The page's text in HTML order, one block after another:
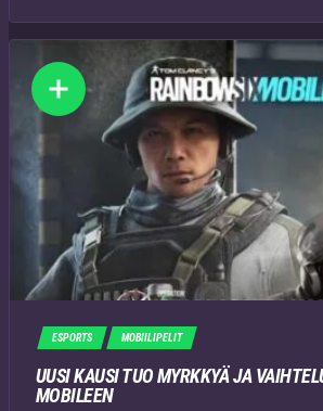
ESPORTS MOBIILIPELIT
UUSI KAUSI TUO MYRKKYÄ JA
MOBILEEN